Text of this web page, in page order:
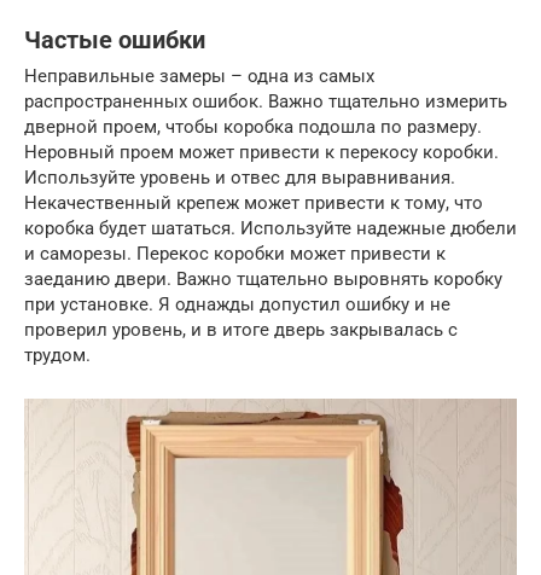
Частые ошибки
Неправильные замеры – одна из самых
распространенных ошибок. Важно тщательно измерить
дверной проем, чтобы коробка подошла по размеру.
Неровный проем может привести к перекосу коробки.
Используйте уровень и отвес для выравнивания.
Некачественный крепеж может привести к тому, что
коробка будет шататься. Используйте надежные дюбели
и саморезы. Перекос коробки может привести к
заеданию двери. Важно тщательно выровнять коробку
при установке. Я однажды допустил ошибку и не
проверил уровень, и в итоге дверь закрывалась с
трудом.